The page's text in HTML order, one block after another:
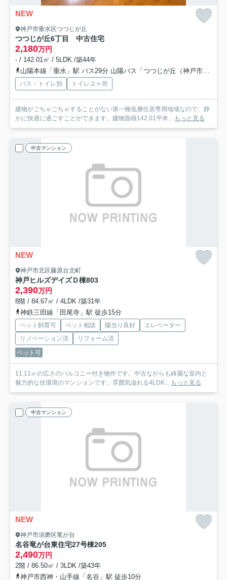
NEW
神戸市垂水区つつじが丘
つつじが丘6丁目 中古住宅
2,180万円
- / 142.01㎡ / 5LDK /築44年
山陽本線「垂水」駅 バス29分 山陽バス「つつじが丘（神戸市）」 停歩2分
バス・トイレ別 トイレ２ヶ所
建物がごちゃごちゃすることがない第一種低層住居専用地域なので、静
かに快適に過ごすことができます。建物面積142.01平米... もっと見る
中古マンション
NEW
神戸市北区藤原台北町
神戸ヒルズデイズＤ棟803
2,390万円
8階 / 84.67㎡ / 4LDK /築31年
神鉄三田線「田尾寺」駅 徒歩15分
ペット飼育可 ペット相談 陽当り良好
エレベーター
リノベーション済
リフォーム済
ペット可
11.11㎡の広さのバルコニー付き物件です。中古ながらも綺麗な室内と
魅力的な住環境のマンションです。雰囲気溢れる4LDK... もっと見る
中古マンション
NEW
神戸市須磨区竜が台
名谷竜が台東住宅27号棟205
2,490万円
2階 / 86.50㎡ / 3LDK /築43年
神戸市西神・山手線「名谷」駅 徒歩10分